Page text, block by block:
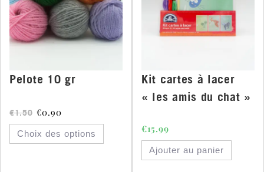
Pelote 10 gr
€1.50 €0.90
Choix des options
Kit cartes à lacer
« les amis du chat »
€15.99
Ajouter au panier